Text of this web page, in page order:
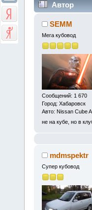
Автор
SEMM
Мега кубовод
Сообщений: 1 670
Город: Хабаровск
Авто: Nissan Cube
не на кубе, но в
mdmspektr
Супер кубовод